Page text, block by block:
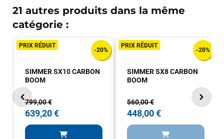
21 autres produits dans la même
catégorie :
PRIX RÉDUIT
-20%
SIMMER SX10 CARBON
BOOM
799,00 €
639,20 €
PRIX RÉDUIT
-20%
SIMMER SX8 CARBON
BOOM
560,00 €
448,00 €
il y a un mois
J’ai commandé un pack via leur site internet. À peine la
commande validée, le magasin m’a appelé pour confirmer
avec moi les caractéristiques des équipements, me conseiller
sur le matériel à choisir, et m’a même offert du matériel en
plus. Niveau réactivité, c’est au top : la commande est partie
le lendemain, et j’ai bien reçu tout le matériel dans un colis
propre et soigné. Plus qu’à tester ça sur l’eau ! Je
recommande vivement ce magasin pour son
professionnalisme et sa réactivité.
Sébastien BACHELIER
il y a un mois